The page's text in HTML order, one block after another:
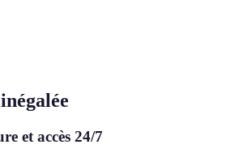
et accès 24/7